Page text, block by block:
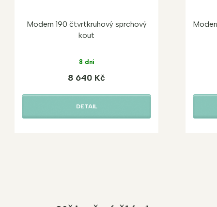
Modern 190 čtvrtkruhový sprchový
kout
8 dní
8 640 Kč
DETAIL